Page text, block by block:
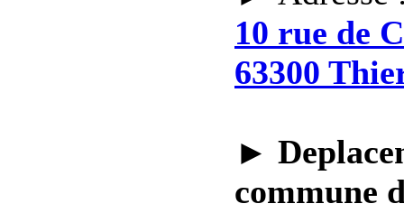
10 rue de
63300
►
commune